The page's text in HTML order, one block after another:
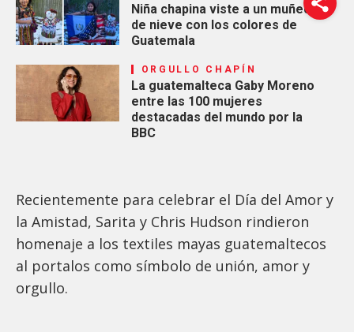
Niña chapina viste a un muñeco
de nieve con los colores de
Guatemala
ORGULLO CHAPÍN
La guatemalteca Gaby Moreno
entre las 100 mujeres
destacadas del mundo por la
BBC
Recientemente para celebrar el Día del Amor y
la Amistad, Sarita y Chris Hudson rindieron
homenaje a los textiles mayas guatemaltecos
al portalos como símbolo de unión, amor y
orgullo.